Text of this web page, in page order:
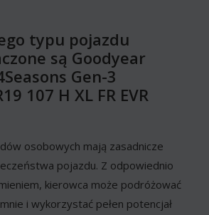
typu pojazdu
są Goodyear
Gen-3
107 H XL FR EVR
osobowych mają zasadnicze
pojazdu. Z odpowiednio
kierowca może podróżować
i wykorzystać pełen potencjał